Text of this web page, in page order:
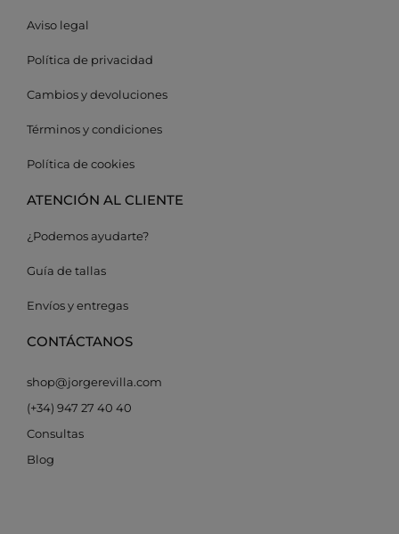
Aviso legal
Política de privacidad
Cambios y devoluciones
Términos y condiciones
Política de cookies
ATENCIÓN AL CLIENTE
¿Podemos ayudarte?
Guía de tallas
Envíos y entregas
CONTÁCTANOS
shop@jorgerevilla.com
(+34) 947 27 40 40
Consultas
Blog